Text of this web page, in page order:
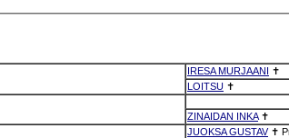
IRESA MURJAANI ✝
LOITSU ✝
ZINAIDAN INKA✝
JUOKSA GUSTAV✝